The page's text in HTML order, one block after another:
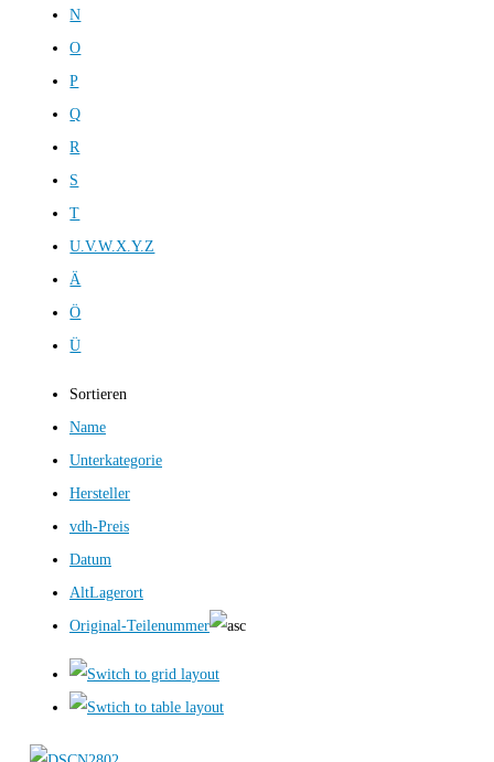
N
O
P
Q
R
S
T
U.V.W.X.Y.Z
Ä
Ö
Ü
Sortieren
Name
Unterkategorie
Hersteller
vdh-Preis
Datum
AltLagerort
Original-Teilenummer